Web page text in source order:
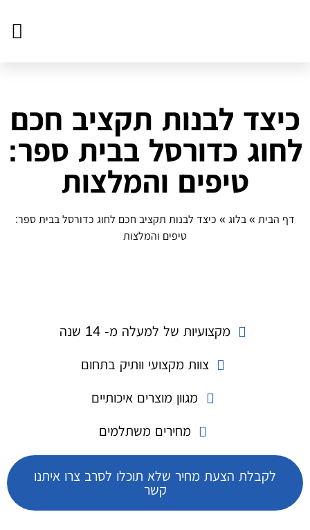
כיצד לבנות תקציב חכם
לחוג כדורסל בבית ספר:
טיפים והמלצות
דף הבית » בלוג » כיצד לבנות תקציב חכם לחוג כדורסל בבית ספר:
טיפים והמלצות
מקצועיות של למעלה מ- 14 שנה
צוות מקצועי וותיק בתחום
מגוון מוצרים איכותיים
מחירים משתלמים
לקבלת הצעת מחיר שלא תוכלו לסרב צרו איתנו
קשר